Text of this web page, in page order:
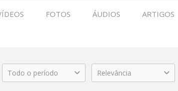
FOTOS ÁUDIOS ARTIGOS
Todo o período Relevância